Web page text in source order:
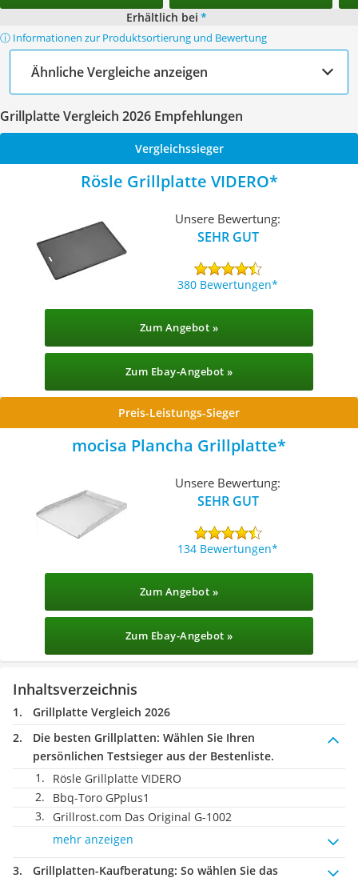
Erhältlich bei *
ⓘ Informationen zur Produktsortierung und Bewertung
Ähnliche Vergleiche anzeigen
Grillplatte Vergleich 2026 Empfehlungen
Vergleichssieger
Rösle Grillplatte VIDERO
Unsere Bewertung:
SEHR GUT
380 Bewertungen
Zum Angebot »
Zum Ebay-Angebot »
Preis-Leistungs-Sieger
mocisa Plancha Grillplatte
Unsere Bewertung:
SEHR GUT
134 Bewertungen
Zum Angebot »
Zum Ebay-Angebot »
Inhaltsverzeichnis
Grillplatte Vergleich 2026
Die besten Grillplatten: Wählen Sie Ihren
persönlichen Testsieger aus der Bestenliste.
Rösle Grillplatte VIDERO
Bbq-Toro GPplus1
Grillrost.com Das Original G-1002
mehr anzeigen
Grillplatten-Kaufberatung: So wählen Sie das